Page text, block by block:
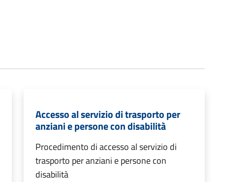
Accesso al servizio di trasporto per
anziani e persone con disabilità
Procedimento di accesso al servizio di
trasporto per anziani e persone con
disabilità